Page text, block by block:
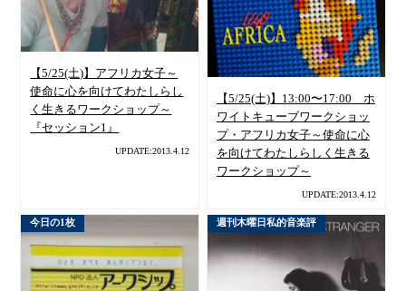
【5/25(土)】アフリカ女子～
使命に心を向けてわたしらし
く生きるワークショップ～
『セッション1』
UPDATE:2013.4.12
【5/25(土)】13:00〜17:00 ホ
ワイトキューブワークショッ
プ・アフリカ女子～使命に心
を向けてわたしらしく生きる
ワークショップ～
UPDATE:2013.4.12
今日の1枚 週刊木曜日私的音楽評